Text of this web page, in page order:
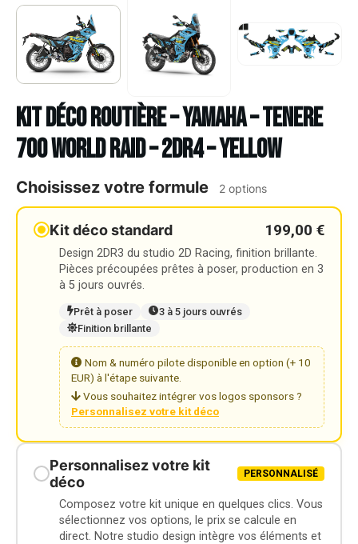
Kit déco Routière – YAMAHA – TENERE
700 WORLD RAID – 2DR4 – YELLOW
Choisissez votre formule 2 options
Kit déco standard 199,00 €
Design 2DR3 du studio 2D Racing, finition brillante.
Pièces précoupées prêtes à poser, production en 3
à 5 jours ouvrés.
Prêt à poser
3 à 5 jours ouvrés
Finition brillante
Nom & numéro pilote disponible en option (+ 10
EUR) à l'étape suivante.
Vous souhaitez intégrer vos logos sponsors ?
Personnalisez votre kit déco
Personnalisez votre kit
déco
PERSONNALISÉ
Composez votre kit unique en quelques clics. Vous
sélectionnez vos options, le prix se calcule en
direct. Notre studio design intègre vos éléments et